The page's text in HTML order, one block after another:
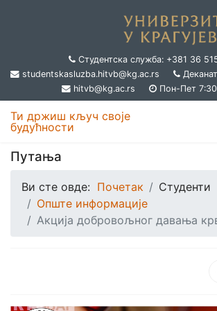
Студентска служба: +381 36
studentskasluzba.hitvb@kg.ac.rs
hitvb@kg.ac.rs
Пон-Пет
Ти држиш кључ своје
будућности
Путања
Ви сте овде: Почетак
Студенти
Опште информације
Акција добровољног давања